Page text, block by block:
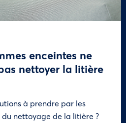
enceintes ne
nettoyer la litière
à prendre par les
du nettoyage de la litière ?